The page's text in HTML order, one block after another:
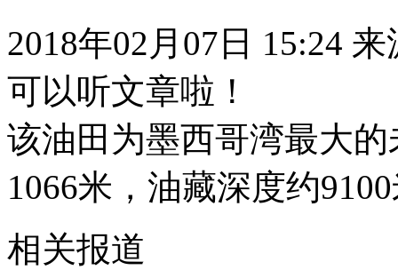
2018年02月07日 15:24
可以听文章啦！
该油田为墨西哥湾最大
1066米，油藏深度约
相关报道